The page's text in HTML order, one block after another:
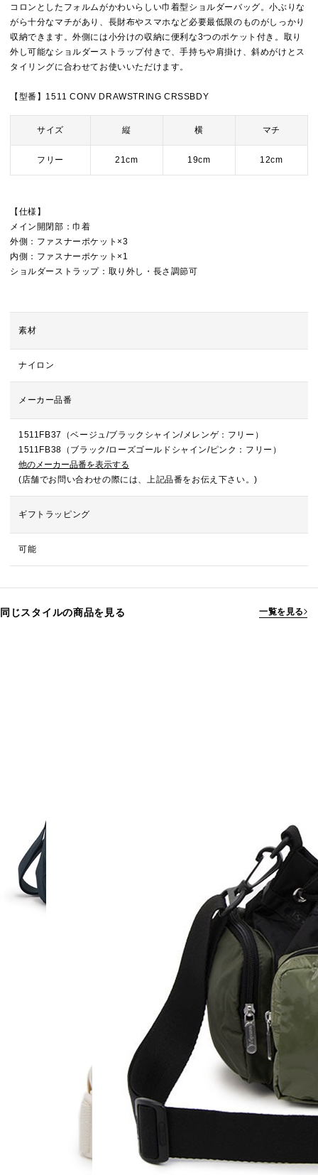
コロンとしたフォルムがかわいらしい巾着型ショルダーバッグ。小ぶりな
がら十分なマチがあり、長財布やスマホなど必要最低限のものがしっかり
収納できます。外側には小分けの収納に便利な3つのポケット付き。取り
外し可能なショルダーストラップ付きで、手持ちや肩掛け、斜めがけとス
タイリングに合わせてお使いいただけます。
【型番】1511 CONV DRAWSTRING CRSSBDY
サイズ 縦 横 マチ
フリー 21cm 19cm 12cm
【仕様】
メイン開閉部：巾着
外側：ファスナーポケット×3
内側：ファスナーポケット×1
ショルダーストラップ：取り外し・長さ調節可
素材
ナイロン
メーカー品番
1511FB37（ベージュ/ブラックシャイン/メレンゲ：フリー）
1511FB38（ブラック/ローズゴールドシャイン/ピンク：フリー）
他のメーカー品番を表示する
(店舗でお問い合わせの際には、上記品番をお伝え下さい。)
ギフトラッピング
可能
同じスタイルの商品を見る 一覧を見る